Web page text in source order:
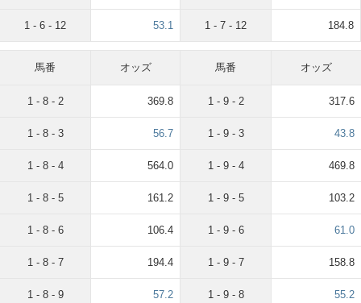
1 - 6 - 12 53.1 1 - 7 - 12 184.8
馬番 オッズ
1 - 8 - 2 369.8
1 - 8 - 3 56.7
1 - 8 - 4 564.0
1 - 8 - 5 161.2
1 - 8 - 6 106.4
1 - 8 - 7 194.4
1 - 8 - 9 57.2
馬番 オッズ
1 - 9 - 2 317.6
1 - 9 - 3 43.8
1 - 9 - 4 469.8
1 - 9 - 5 103.2
1 - 9 - 6 61.0
1 - 9 - 7 158.8
1 - 9 - 8 55.2